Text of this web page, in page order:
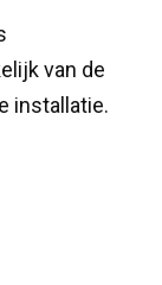
van de
installatie.